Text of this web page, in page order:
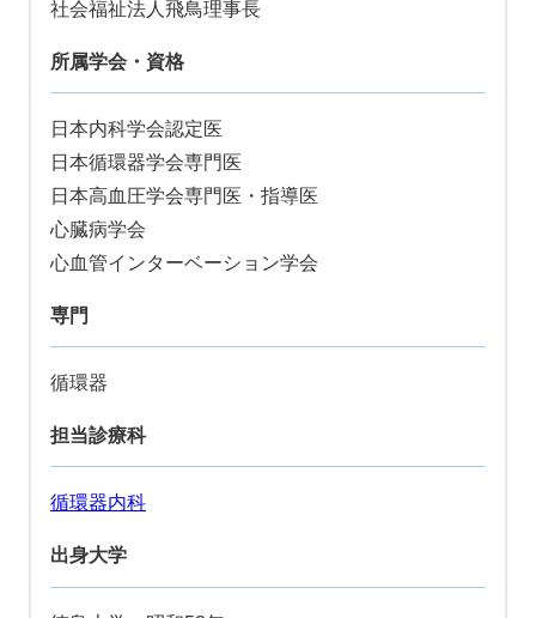
社会福祉法人飛鳥理事長
所属学会・資格
日本内科学会認定医
日本循環器学会専門医
日本高血圧学会専門医・指導医
心臓病学会
心血管インターベーション学会
専門
循環器
担当診療科
循環器内科
出身大学